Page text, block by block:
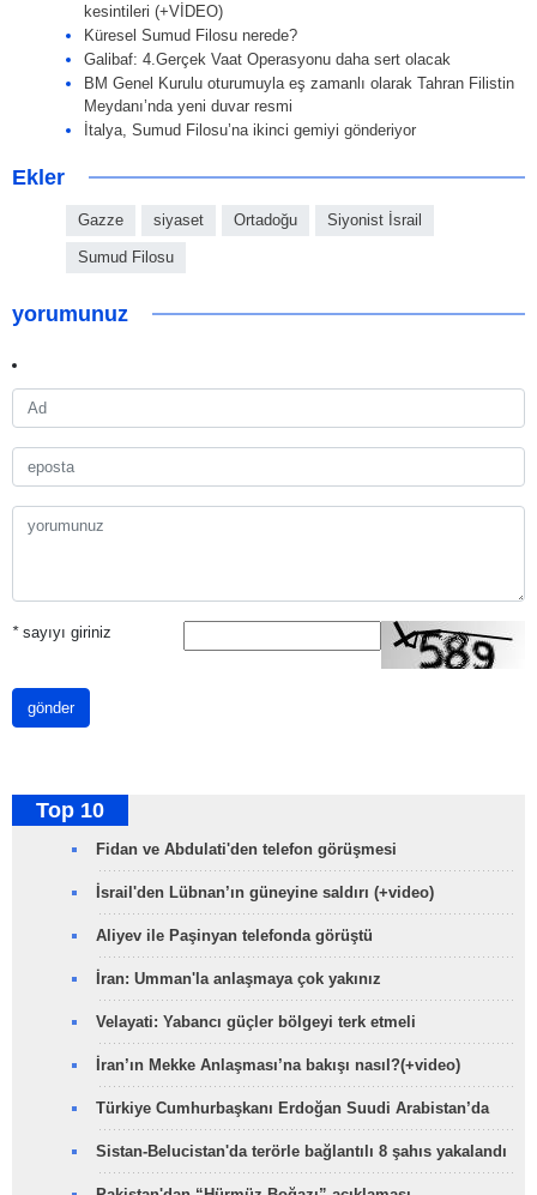
kesintileri (+VİDEO)
Küresel Sumud Filosu nerede?
Galibaf: 4.Gerçek Vaat Operasyonu daha sert olacak
BM Genel Kurulu oturumuyla eş zamanlı olarak Tahran Filistin
Meydanı’nda yeni duvar resmi
İtalya, Sumud Filosu’na ikinci gemiyi gönderiyor
Ekler
Gazze siyaset Ortadoğu Siyonist İsrail
Sumud Filosu
yorumunuz
*sayıyı giriniz
gönder
Top 10
Fidan ve Abdulati'den telefon görüşmesi
İsrail'den Lübnan’ın güneyine saldırı (+video)
Aliyev ile Paşinyan telefonda görüştü
İran: Umman'la anlaşmaya çok yakınız
Velayati: Yabancı güçler bölgeyi terk etmeli
İran’ın Mekke Anlaşması’na bakışı nasıl?(+video)
Türkiye Cumhurbaşkanı Erdoğan Suudi Arabistan’da
Sistan-Belucistan'da terörle bağlantılı 8 şahıs yakalandı